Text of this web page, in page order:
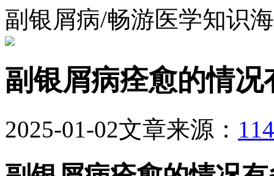
副银屑病/畅游医学知识
副银屑病痊愈的情况
2025-01-02文章来源：